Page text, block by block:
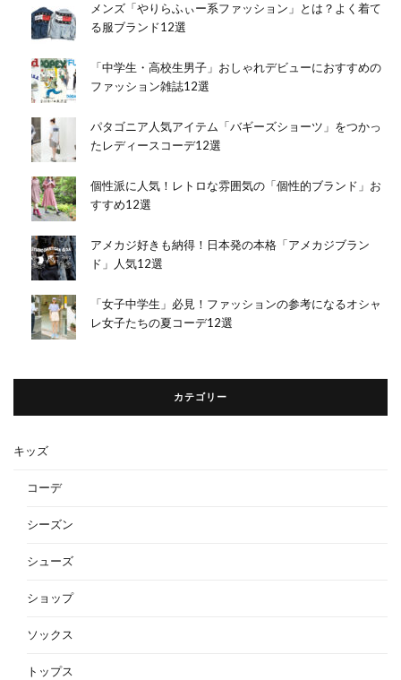
メンズ「やりらふぃー系ファッション」とは？よく着て
る服ブランド12選
「中学生・高校生男子」おしゃれデビューにおすすめの
ファッション雑誌12選
パタゴニア人気アイテム「バギーズショーツ」をつかっ
たレディースコーデ12選
個性派に人気！レトロな雰囲気の「個性的ブランド」お
すすめ12選
アメカジ好きも納得！日本発の本格「アメカジブラン
ド」人気12選
「女子中学生」必見！ファッションの参考になるオシャ
レ女子たちの夏コーデ12選
カテゴリー
キッズ
コーデ
シーズン
シューズ
ショップ
ソックス
トップス